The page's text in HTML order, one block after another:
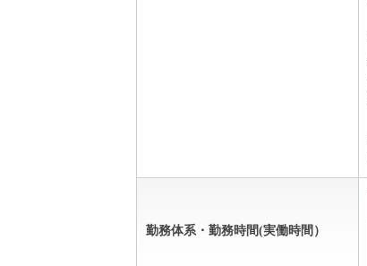
勤務体系・勤務時間(実働時間）